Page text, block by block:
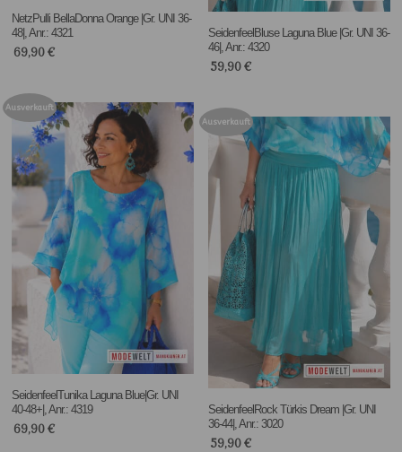
NetzPulli BellaDonna Orange |Gr. UNI 36-
48|, Anr.: 4321
69,90€
SeidenfeelBluse Laguna Blue |Gr. UNI 36-
46|, Anr.: 4320
59,90€
Ausverkauft
SeidenfeelTunika Laguna Blue|Gr. UNI
40-48+|, Anr.: 4319
69,90€
Ausverkauft
SeidenfeelRock Türkis Dream |Gr. UNI
36-44|, Anr.: 3020
59,90€